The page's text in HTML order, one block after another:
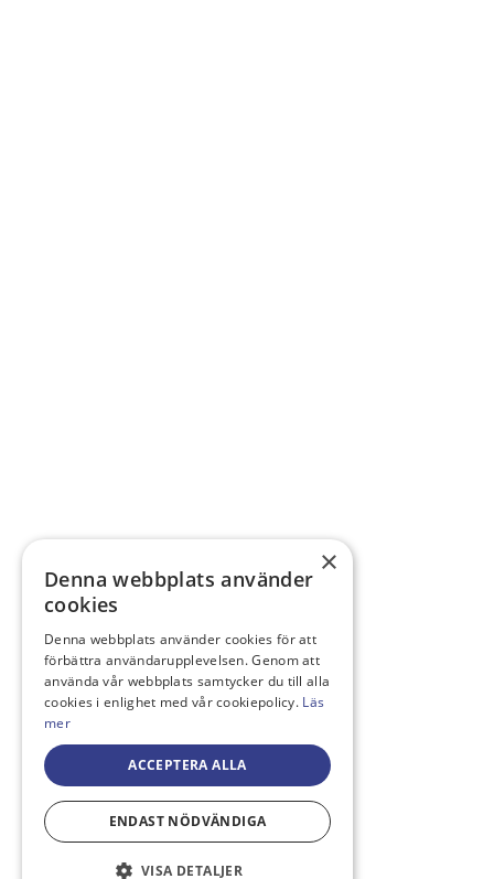
×
Denna webbplats använder
cookies
Denna webbplats använder cookies för att
förbättra användarupplevelsen. Genom att
använda vår webbplats samtycker du till alla
cookies i enlighet med vår cookiepolicy. Läs
mer
ACCEPTERA ALLA
ENDAST NÖDVÄNDIGA
VISA DETALJER